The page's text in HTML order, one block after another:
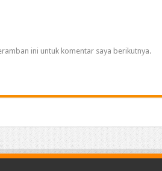
ini untuk komentar saya berikutnya.